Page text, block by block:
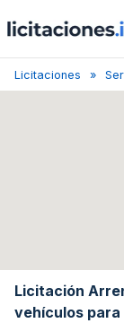
Licitaciones
Licitación
vehículos para